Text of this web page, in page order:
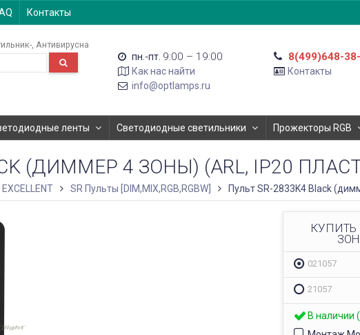
Контакты
Антивирусна
пн.-пт. 9:00 – 19:00
Как нас найти
info@optlamps.ru
8(499)648-
Контакты
ленты Светодиодные светильники Прожекторы RGB
(ДИММЕР 4 ЗОНЫ) (ARL, IP20
SR Пульты [DIM,MIX,RGB,RGBW] Пульт SR-2833K4 Black
КУПИТЬ
021057
21057
В наличии